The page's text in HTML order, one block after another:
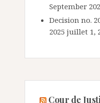
September
Decision no.
2025 juillet 1,
Cour de